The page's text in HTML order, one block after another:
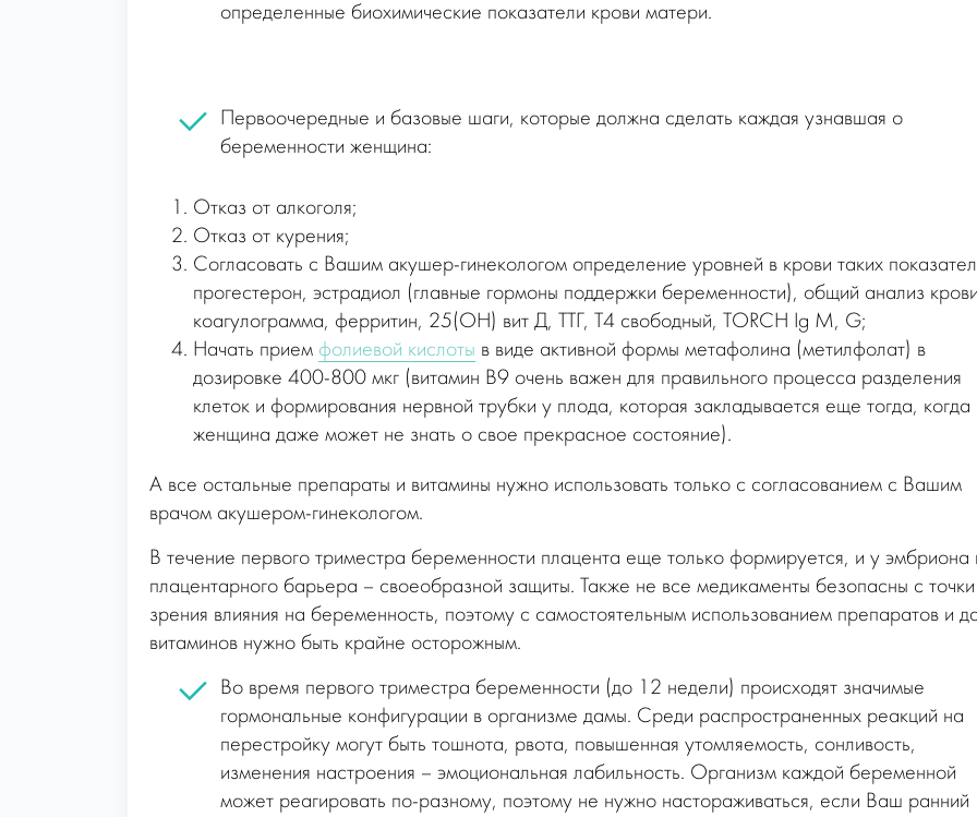
определенные биохимические показатели крови матери.
Первоочередные и базовые шаги, которые должна сделать каждая узнавшая о
беременности женщина:
Отказ от алкоголя;
Отказ от курения;
Согласовать с Вашим акушер-гинекологом определение уровней в крови таких
прогестерон, эстрадиол (главные гормоны поддержки беременности), общий анализ
коагулограмма, ферритин, 25(OH) вит Д, ТТГ, Т4 свободный, TORCH Ig M, G;
Начать прием фолиевой кислоты в виде активной формы метафолина (метилфолат) в
дозировке 400-800 мкг (витамин В9 очень важен для правильного процесса разделения
клеток и формирования нервной трубки у плода, которая закладывается еще тогда, когда
женщина даже может не знать о свое прекрасное состояние).
А все остальные препараты и витамины нужно использовать только с согласованием с Вашим
врачом акушером-гинекологом.
В течение первого триместра беременности плацента еще только формируется, и у эмбриона
плацентарного барьера – своеобразной защиты. Также не все медикаменты безопасны с точки
зрения влияния на беременность, поэтому с самостоятельным использованием препаратов и
витаминов нужно быть крайне осторожным.
Во время первого триместра беременности (до 12 недели) происходят значимые
гормональные конфигурации в организме дамы. Среди распространенных реакций на
перестройку могут быть тошнота, рвота, повышенная утомляемость, сонливость,
изменения настроения – эмоциональная лабильность. Организм каждой беременной
может реагировать по-разному, поэтому не нужно настораживаться, если Ваш ранний